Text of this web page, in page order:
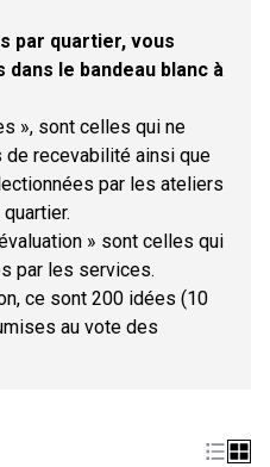
par quartier, vous
le bandeau blanc à
», sont celles qui ne
recevabilité ainsi que
par les ateliers
» sont celles qui
par les services.
ce sont 200 idées (10
au vote des